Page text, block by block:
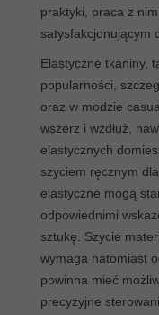
overlockowa
4.2. Szpilki
4.3.
5. Jak ustawić
elastycznego
5.1. Regulacja
5.2.
5.3. Prędkość
6. Najlepsze ściegi
6.1. Ścieg
6.2. Ścieg
6.3. Ścieg
7. Jak uniknąć
7.1.
praktyki, praca z
satysfakcjonującym
Elastyczne tkaniny,
popularności,
oraz w modzie
wszerz i wzdłuż,
elastycznych
szyciem ręcznym
elastyczne mogą
odpowiednimi
sztukę. Szycie
wymaga natomiast
powinna mieć
precyzyjne